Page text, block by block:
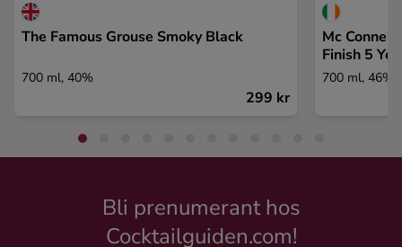
The Famous Grouse Smoky Black
700 ml, 40%
299 kr
Mc
Finish 5
700 ml, 46%
Bli prenumerant hos
Cocktailguiden.com!